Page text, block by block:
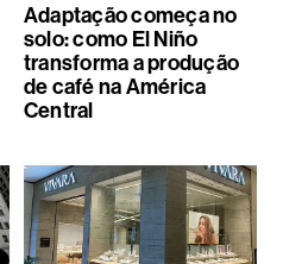
Adaptação começa no
solo: como El Niño
transforma a produção
de café na América
Central